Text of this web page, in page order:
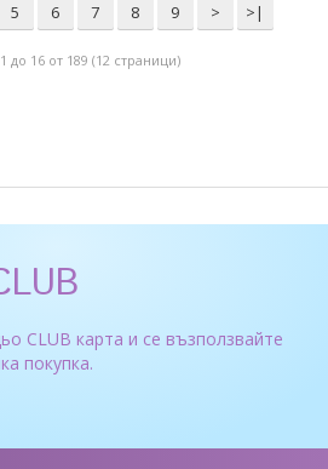
5 6 7 8 9 > >|
до 16 от 189 (12 страници)
CLUB карта и се възползвайте
покупка.